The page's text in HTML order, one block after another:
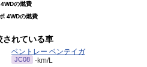
の燃費
4WDの燃費
されている車
ベントレー ベンテイガ
JC08 -km/L